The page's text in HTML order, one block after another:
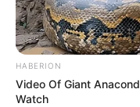
HABERION
Video Of Giant
Watch